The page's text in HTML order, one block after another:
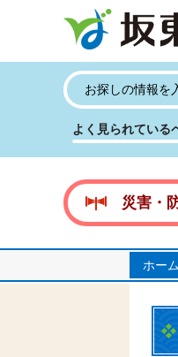
よく見られている
災害・
ホーム